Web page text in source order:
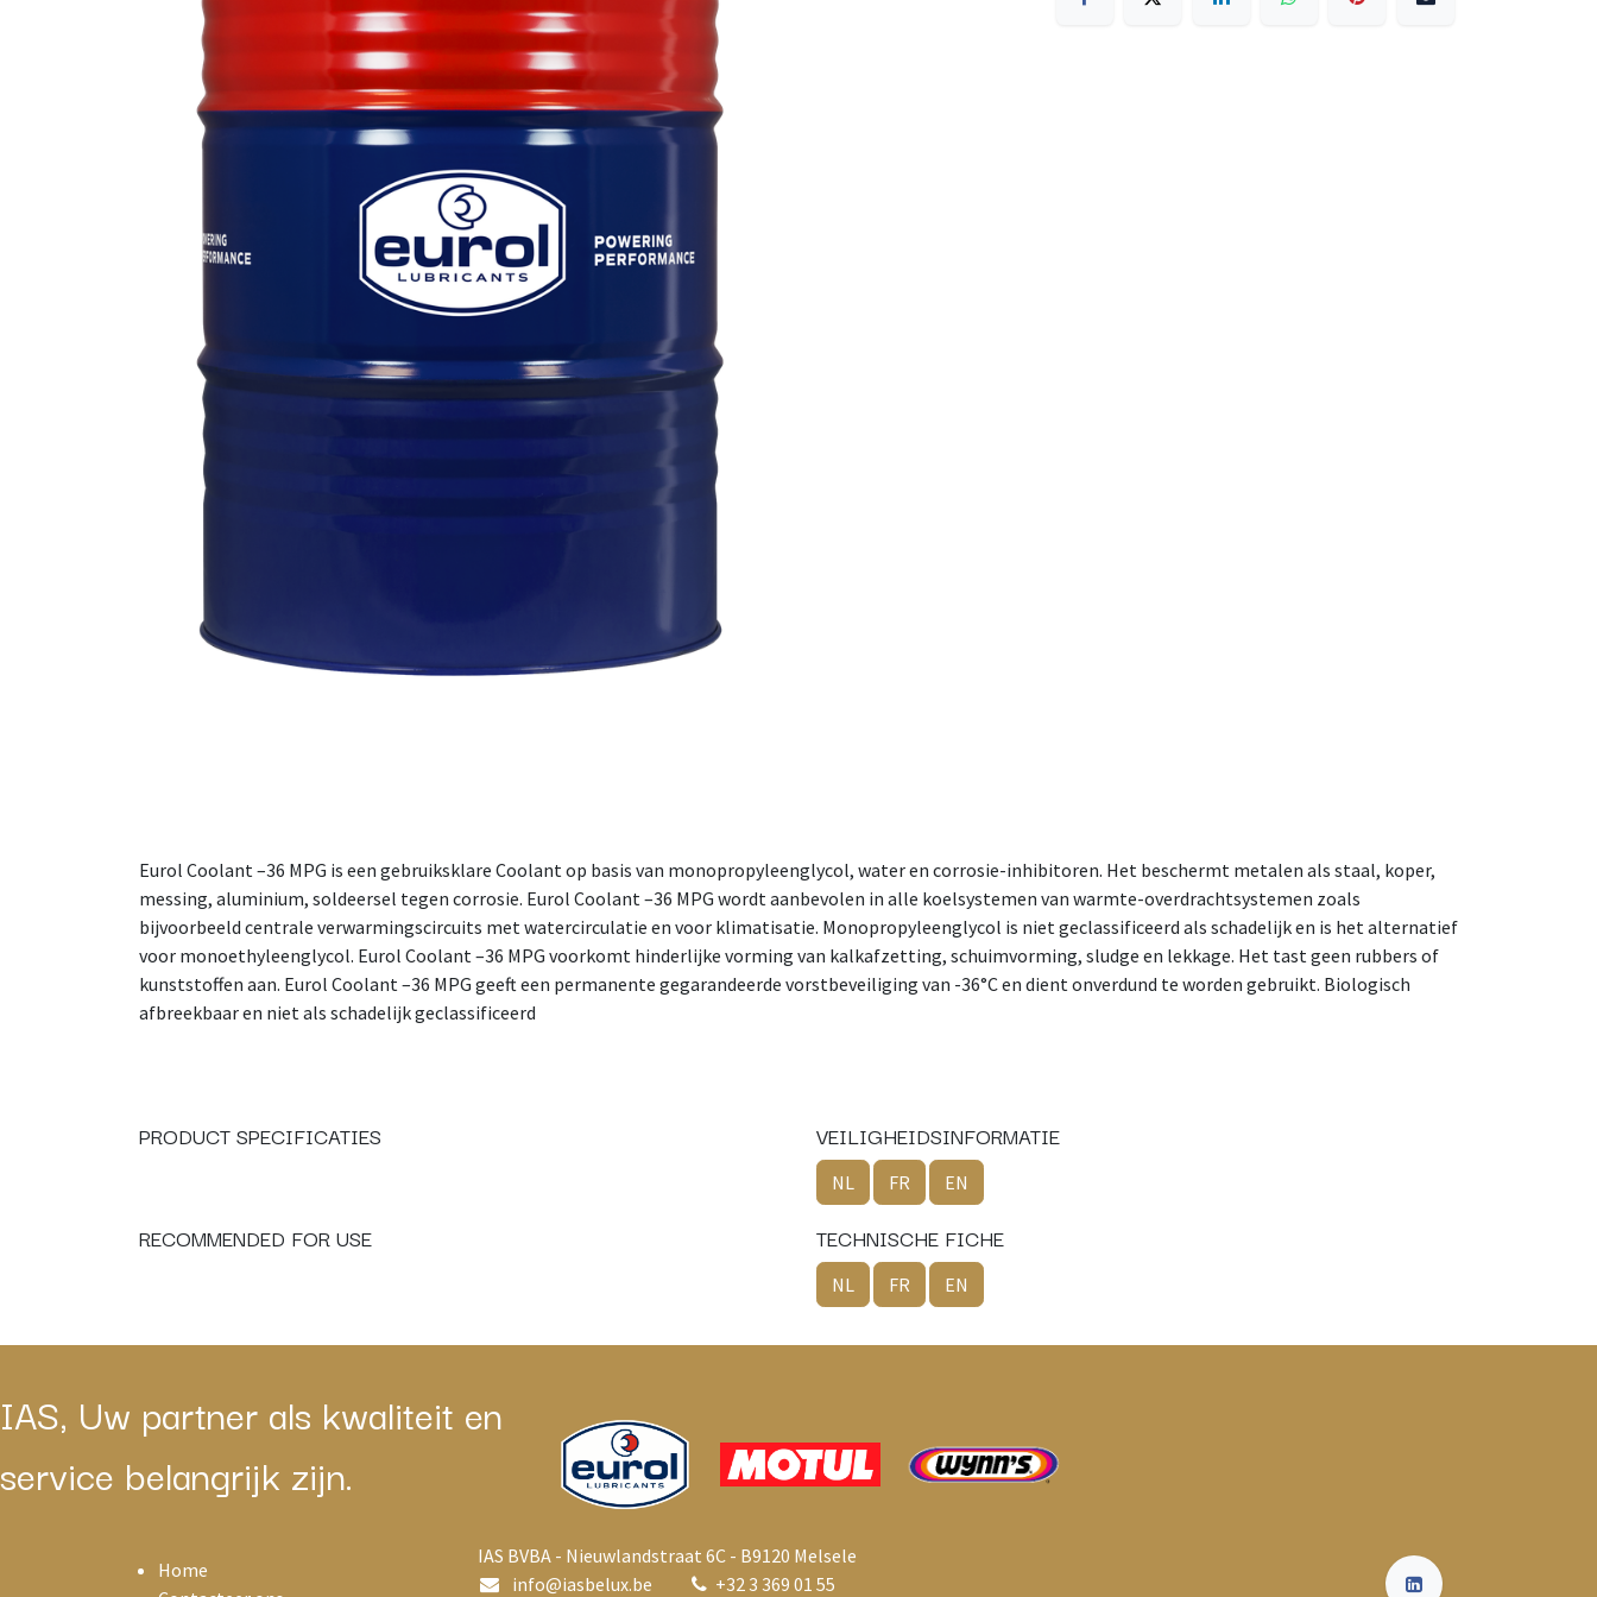
Eurol Coolant –36 MPG is een gebruiksklare Coolant op basis van monopropyleenglycol, water en corrosie-inhibitoren. Het beschermt metalen als staal, koper,
messing, aluminium, soldeersel tegen corrosie. Eurol Coolant –36 MPG wordt aanbevolen in alle koelsystemen van warmte-overdrachtsystemen zoals
bijvoorbeeld centrale verwarmingscircuits met watercirculatie en voor klimatisatie. Monopropyleenglycol is niet geclassificeerd als schadelijk en is het alternatief
voor monoethyleenglycol. Eurol Coolant –36 MPG voorkomt hinderlijke vorming van kalkafzetting, schuimvorming, sludge en lekkage. Het tast geen rubbers of
kunststoffen aan. Eurol Coolant –36 MPG geeft een permanente gegarandeerde vorstbeveiliging van -36°C en dient onverdund te worden gebruikt. Biologisch
afbreekbaar en niet als schadelijk geclassificeerd
PRODUCT SPECIFICATIES VEILIGHEIDSINFORMATIE
NL FR EN
RECOMMENDED FOR USE TECHNISCHE FICHE
NL FR EN
IAS, Uw partner als kwaliteit en
service belangrijk zijn.
Home
IAS BVBA - Nieuwlandstraat 6C - B9120 Melsele
info@iasbelux.be +32 3 369 01 55